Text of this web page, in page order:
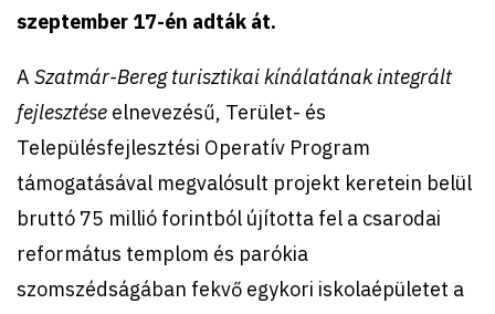
szeptember 17-én adták át.
A Szatmár-Bereg turisztikai kínálatának integrált
fejlesztése elnevezésű, Terület- és
Településfejlesztési Operatív Program
támogatásával megvalósult projekt keretein belül
bruttó 75 millió forintból újította fel a csarodai
református templom és parókia
szomszédságában fekvő egykori iskolaépületet a